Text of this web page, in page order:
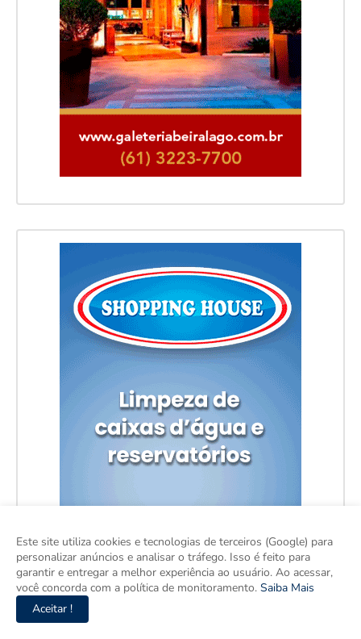
Este site utiliza cookies e tecnologias de terceiros (Google) para
personalizar anúncios e analisar o tráfego. Isso é feito para
garantir e entregar a melhor experiência ao usuário. Ao acessar,
você concorda com a política de monitoramento. Saiba Mais
Aceitar !